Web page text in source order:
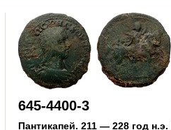
645-4400-3
Пантикапей. 211 — 228 год н.э.